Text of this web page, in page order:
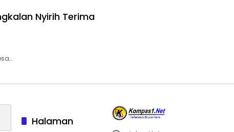
Nyirih Terima
Halaman